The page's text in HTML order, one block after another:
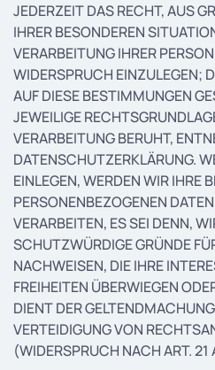
JEDERZEIT DAS RECHT, AUS
IHRER BESONDEREN
VERARBEITUNG IHRER
WIDERSPRUCH EINZULEGEN;
AUF DIESE BESTIMMUNGEN
JEWEILIGE
VERARBEITUNG BERUHT,
DATENSCHUTZERKLÄRUNG.
EINLEGEN, WERDEN WIR IHRE
PERSONENBEZOGENEN
VERARBEITEN, ES SEI DENN,
SCHUTZWÜRDIGE GRÜNDE
NACHWEISEN, DIE IHRE
FREIHEITEN ÜBERWIEGEN
DIENT DER
VERTEIDIGUNG VON
(WIDERSPRUCH NACH ART. 21